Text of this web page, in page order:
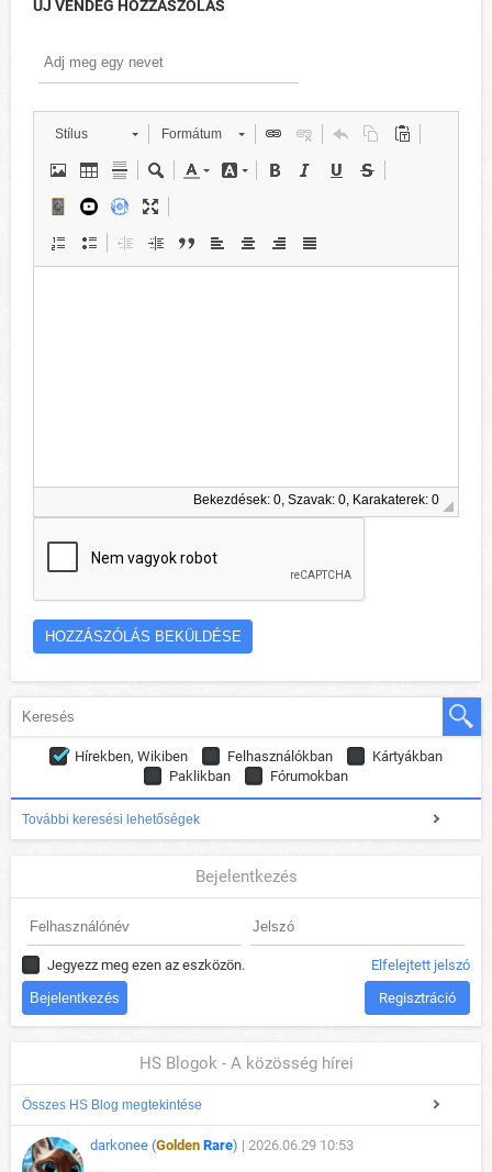
ÚJ VENDÉG HOZZÁSZÓLÁS
Stílus Formátum
Bekezdések: 0, Szavak: 0, Karakaterek: 0
Hírekben, Wikiben Felhasználókban
Kártyákban
Paklikban
Fórumokban
További keresési lehetőségek
Bejelentkezés
Jegyezz meg ezen az eszközön. Elfelejtett jelszó
Regisztráció
HS Blogok - A közösség hírei
Összes HS Blog megtekintése
darkonee (Golden Rare) | 2026.06.29 10:53